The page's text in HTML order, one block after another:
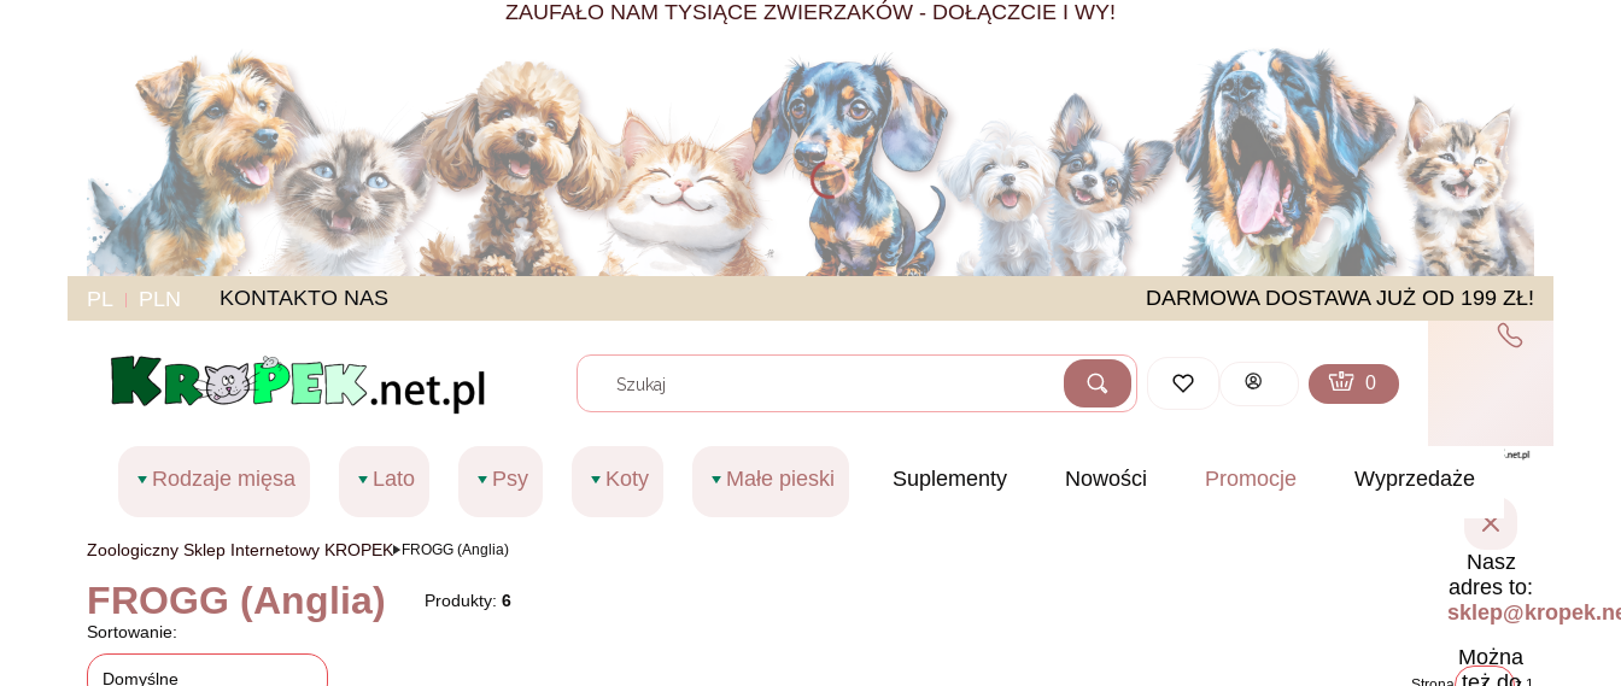
ZAUFAŁO NAM TYSIĄCE ZWIERZAKÓW - DOŁĄCZCIE I WY!
PL PLN KONTAKTO NAS DARMOWA DOSTAWA JUŻ OD 199 ZŁ!
WyczyśćSzukaj Zaloguj się
Produkty w koszyku: 0. Zobacz
Koszyk
Nasz
adres to:
Można
Rodzaje mięsa Lato Psy Koty Małe pieski Suplementy Nowości Promocje Wyprzedaże
Zoologiczny Sklep Internetowy KROPEK FROGG (Anglia)
FROGG (Anglia) Produkty: 6
Lista produktów
Sortowanie:
Domyślne